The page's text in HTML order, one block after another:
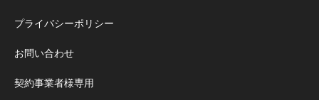
プライバシーポリシー
お問い合わせ
契約事業者様専用